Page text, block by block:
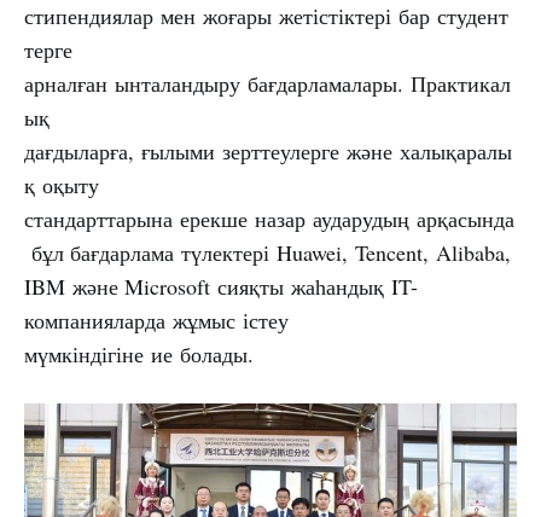
стипендиялар мен жоғары жетістіктері бар студент
терге
арналған ынталандыру бағдарламалары. Практикал
ық
дағдыларға, ғылыми зерттеулерге және халықаралы
қ оқыту
стандарттарына ерекше назар аударудың арқасында
бұл бағдарлама түлектері Huawei, Tencent, Alibaba,
IBM және Microsoft сияқты жаһандық IT-
компанияларда жұмыс істеу
мүмкіндігіне ие болады.